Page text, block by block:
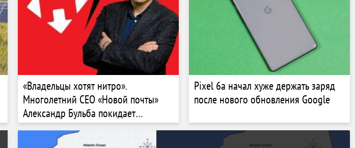
«Владельцы хотят нитро».
Многолетний СЕО «Новой почты»
Александр Бульба покидает
компанию. Кого ищут Климов и
Поперешнюк?
Pixel 6a начал хуже держать заряд
после нового обновления Google